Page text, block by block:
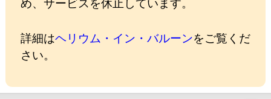
詳細はヘリウム・イン・バルーンをご覧くだ
さい。